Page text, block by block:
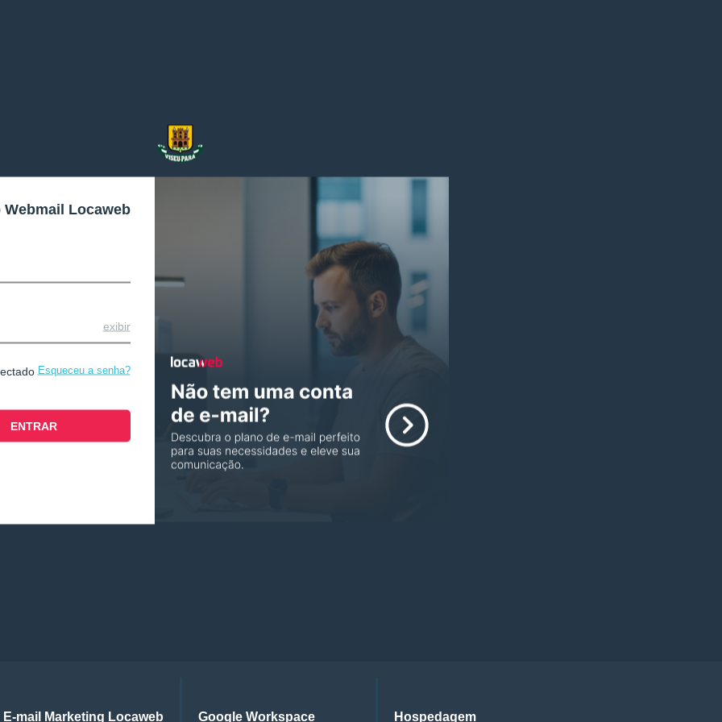
Webmail Locaweb
exibir
Esqueceu a senha?
E-mail Marketing Locaweb Google Workspace Hospedagem